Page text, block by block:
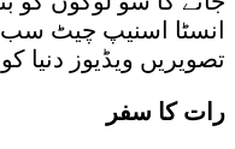
انسٹا اسنیپ چیٹ سب
تصویریں ویڈیوز دنیا
رات کا سفر